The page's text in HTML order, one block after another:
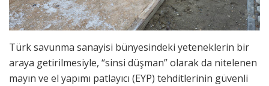
Türk savunma sanayisi bünyesindeki yeteneklerin bir
araya getirilmesiyle, “sinsi düşman” olarak da nitelenen
mayın ve el yapımı patlayıcı (EYP) tehditlerinin güvenli